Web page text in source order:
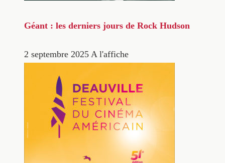
Géant : les derniers jours de Rock Hudson
2 septembre 2025 A l'affiche